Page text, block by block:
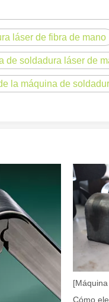
láser enfocado de
proporciona
láser de fibra de mano
de soldadura láser de
la máquina de